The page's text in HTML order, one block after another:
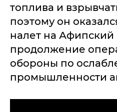
топлива и
поэтому он
налет на
продолжение
обороны по
промышленности